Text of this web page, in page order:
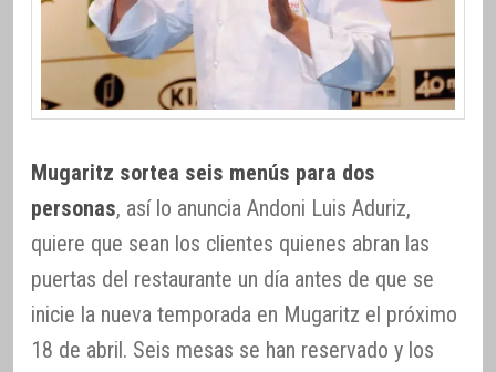
Mugaritz sortea seis menús para dos
personas, así lo anuncia Andoni Luis Aduriz,
quiere que sean los clientes quienes abran las
puertas del restaurante un día antes de que se
inicie la nueva temporada en Mugaritz el próximo
18 de abril. Seis mesas se han reservado y los